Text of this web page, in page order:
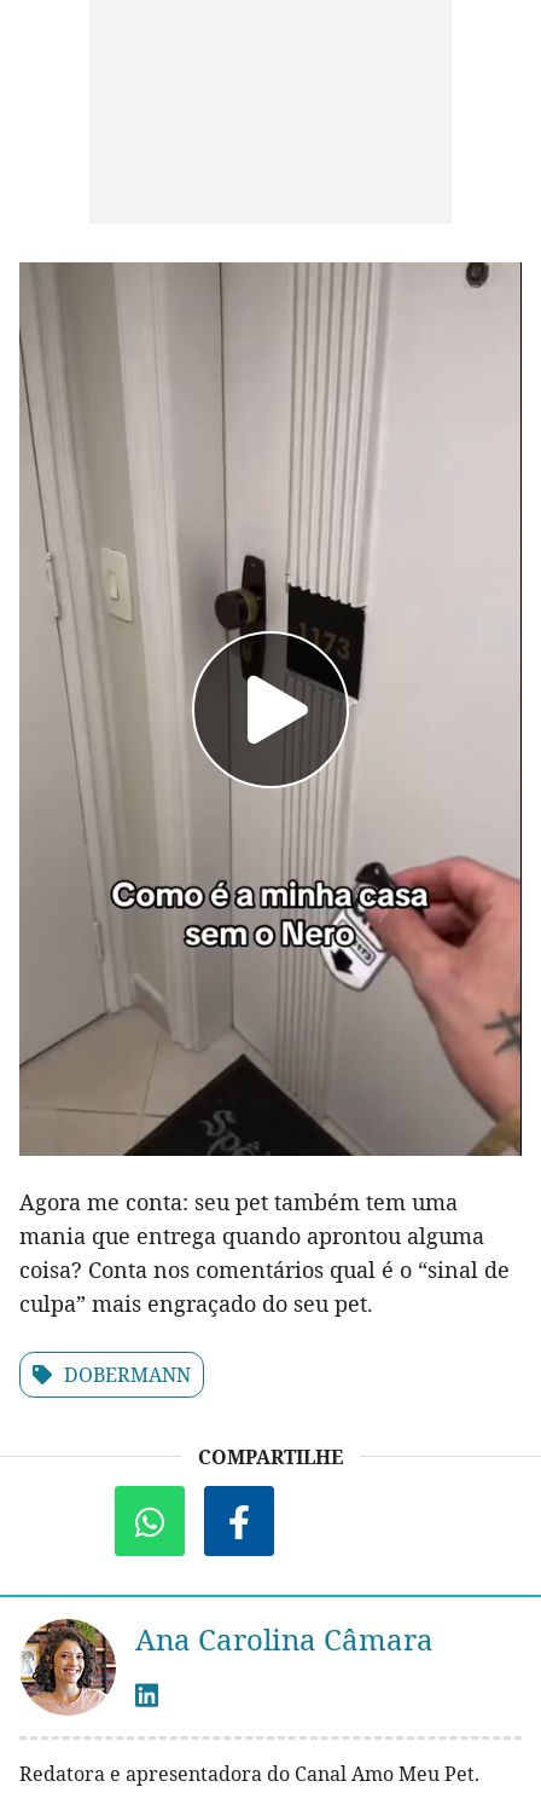
Agora me conta: seu pet também tem uma
mania que entrega quando aprontou alguma
coisa? Conta nos comentários qual é o “sinal de
culpa” mais engraçado do seu pet.
DOBERMANN
COMPARTILHE
Ana Carolina Câmara
Redatora e apresentadora do Canal Amo Meu Pet.